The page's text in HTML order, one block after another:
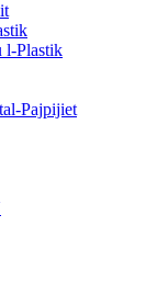
l-Plastik
Pajpijiet